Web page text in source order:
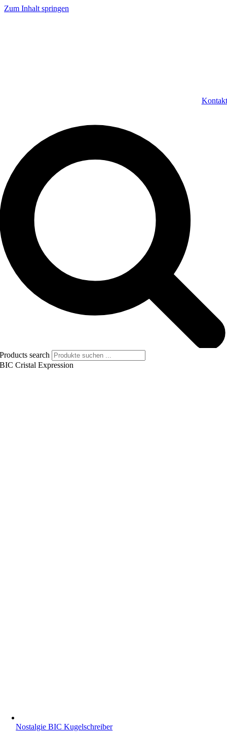
Zum Inhalt springen
Kontakt
Products search
BIC Cristal Expression
Nostalgie BIC Kugelschreiber